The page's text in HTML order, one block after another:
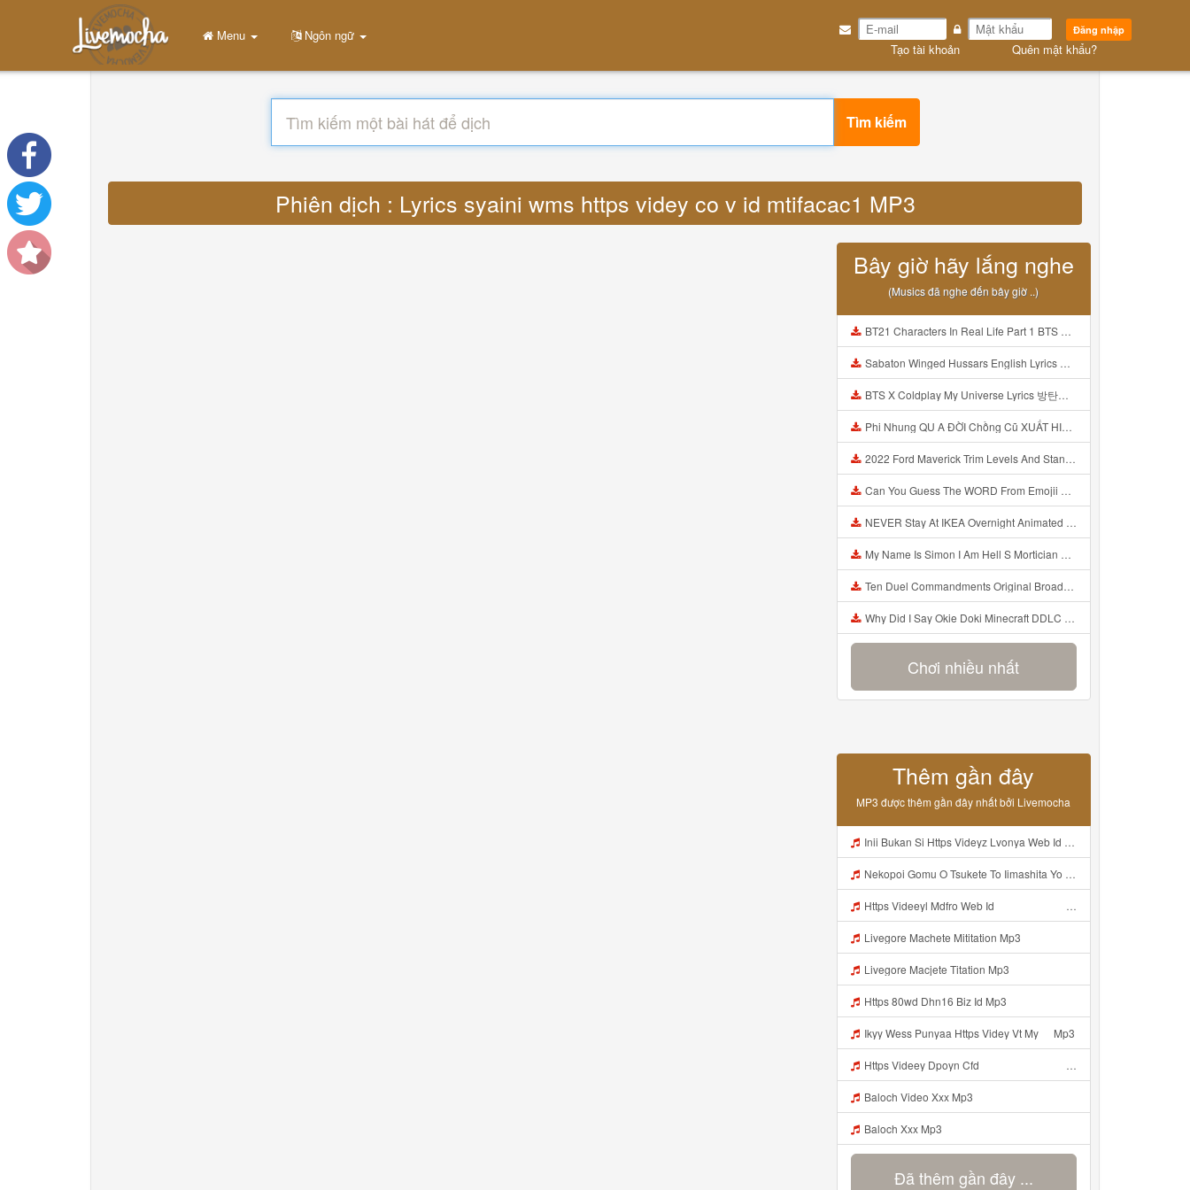
Đăng nhập
Tạo tài khoản Quên mật khẩu?
Menu Ngôn ngữ
Tìm kiếm
Phiên dịch : Lyrics syaini wms https videy co v id mtifacac1 MP3
Bây giờ hãy lắng nghe
(Musics đã nghe đến bây giờ ..)
BT21 Characters In Real Life Part 1 BTS AND BT21 방탄소년단 BT21 BT21아가들은 아빠조아 따라쟁이들 BTS Vs BT21 Mp3
Sabaton Winged Hussars English Lyrics Mp3
BTS X Coldplay My Universe Lyrics 방탄소년단 콜드플레이 My Universe 가사 Color Coded Lyrics Han Rom Eng Mp3
Phi Nhung QU A ĐỜI Chồng Cũ XUẤT HIỆN Khóc Hối Hận Vì Làm Điều KHỦNG KHIẾP Với Cô Mp3
2022 Ford Maverick Trim Levels And Standard Features Explained Mp3
Can You Guess The WORD From Emojii COMPOUND WORD EMOJII CHALLENGE 90 PEOPLE FAIL Guess Mp3
NEVER Stay At IKEA Overnight Animated SCP 3008 Horror Story Mp3
My Name Is Simon I Am Hell S Mortician And I Am Going To Kill God Creepypasta Mp3
Ten Duel Commandments Original Broadway Cast Of Hamilton Lyrics Mp3
Why Did I Say Okie Doki Minecraft DDLC Animated Music Video Song By The Stupendium Mp3
Chơi nhiều nhất
Thêm gần đây
MP3 được thêm gần đây nhất bởi Livemocha
Inii Bukan Si Https Videyz Lvonya Web Id Mp3
Nekopoi Gomu O Tsukete To Iimashita Yo Ne Resumen Https Videeyl Mdfro Web Id ᅠ ᅠ ᅠ ᅠ ᅠ ᅠ ᅠ ᅠ ᅠ ᅠ ᅠ ᅠ ᅠ ᅠ ᅠ ᅠ ᅠ ᅠ ᅠ ᅠ ᅠ ᅠ ᅠ ᅠ ᅠ ᅠ ᅠ ᅠ ᅠ ᅠ ᅠ ᅠ ᅠ ᅠ ᅠ ᅠ ᅠ ᅠ ᅠ ᅠ ᅠ ᅠ ᅠ ᅠ ᅠ ᅠ ᅠ ᅠ ᅠ ᅠ ᅠ ᅠ ᅠ ᅠ ᅠ ᅠ ᅠ ᅠ ᅠ ᅠ Mp3
Https Videeyl Mdfro Web Idᅠ ᅠ ᅠ ᅠ ᅠ ᅠ ᅠ ᅠ ᅠ ᅠ ᅠ ᅠ ᅠ ᅠ ᅠ ᅠ ᅠ ᅠ ᅠ ᅠ ᅠ ᅠ ᅠ ᅠ ᅠ ᅠ ᅠ ᅠ ᅠ ᅠ ᅠ ᅠ ᅠ ᅠ ᅠ ᅠ ᅠ ᅠ ᅠ ᅠ ᅠ ᅠ ᅠ ᅠ ᅠ ᅠ ᅠ ᅠ ᅠ ᅠ Mp3
Livegore Machete Mititation Mp3
Livegore Macjete Titation Mp3
Https 80wd Dhn16 Biz Id Mp3
Ikyy Wess Punyaa Https Videy Vt My ᅠ Mp3
Https Videey Dpoyn Cfd ᅠ ᅠ ᅠ ᅠ ᅠ ᅠ ᅠ P ᅠ ᅠ ᅠ Pᅠ P ᅠp ᅠ ᅠ ᅠ Uᅠ ᅠ ᅠ Vp ᅠ ᅠ ᅠ ᅠ ᅠ ᅠ ᅠ ᅠ ᅠ ᅠ ᅠ ᅠ Mp3
Baloch Video Xxx Mp3
Baloch Xxx Mp3
Đã thêm gần đây ...